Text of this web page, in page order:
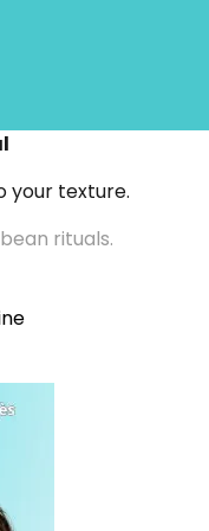
your texture.
rituals.